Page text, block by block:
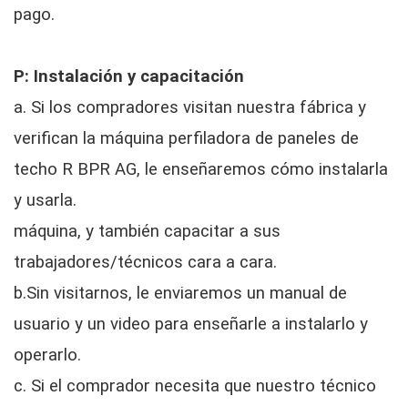
pago.
P: Instalación y capacitación
a. Si los compradores visitan nuestra fábrica y
verifican la máquina perfiladora de paneles de
techo R BPR AG, le enseñaremos cómo instalarla
y usarla.
máquina, y también capacitar a sus
trabajadores/técnicos cara a cara.
b.Sin visitarnos, le enviaremos un manual de
usuario y un video para enseñarle a instalarlo y
operarlo.
c. Si el comprador necesita que nuestro técnico